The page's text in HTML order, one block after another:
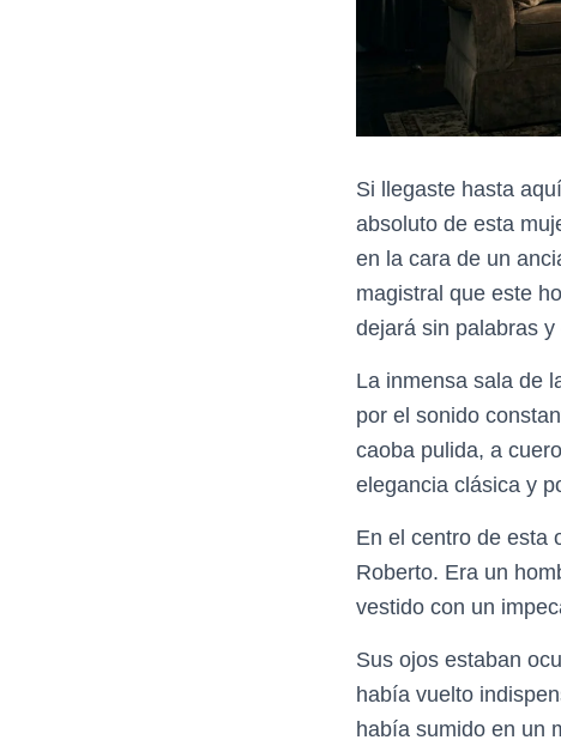
Si llegaste hasta
absoluto de esta
en la cara de un
magistral que este
dejará sin palabras
La inmensa sala de
por el sonido
caoba pulida, a
elegancia clásica y
En el centro de esta
Roberto. Era un
vestido con un
Sus ojos estaban
había vuelto
había sumido en un